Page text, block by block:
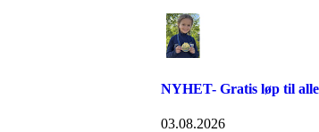
NYHET- Gratis løp til
03.08.2026